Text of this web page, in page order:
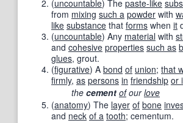
(uncountable) The paste-like
from mixing such a powder with
like substance that forms when it
(uncountable) Any material with
and cohesive properties such as
glues, grout.
(figurative) A bond of union; that
firmly, as persons in friendship or
the cement ofourlove
(anatomy) The layer of bone
and neck of a tooth; cementum.